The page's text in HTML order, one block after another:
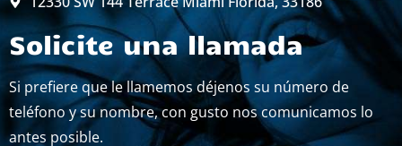
Solicite una llamada
Si prefiere que le llamemos déjenos su número de
teléfono y su nombre, con gusto nos comunicamos lo
antes posible.